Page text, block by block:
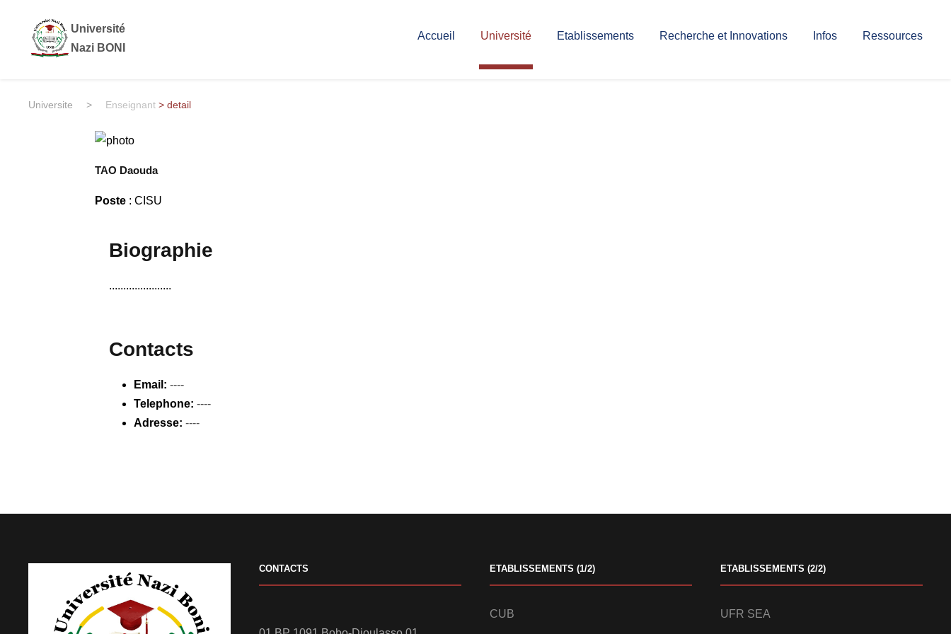
Université
Nazi BONI
Accueil Université Etablissements Recherche et Innovations Infos Ressources
Universite > Enseignant > detail
TAO Daouda
Poste : CISU
Biographie
......................
Contacts
Email: ----
Telephone: ----
Adresse: ----
CONTACTS ETABLISSEMENTS (1/2)
CUB
ETABLISSEMENTS (2/2)
UFR SEA